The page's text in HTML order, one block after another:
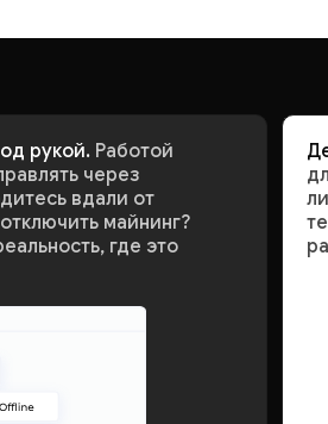
рукой. Работой
через
вдали от
майнинг?
где это